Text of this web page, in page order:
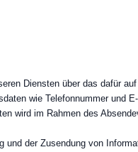
Diensten über das dafür
wie Telefonnummer
wird im Rahmen des
der Zusendung von